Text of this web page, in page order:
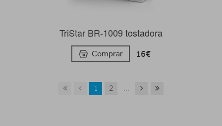
TriStar BR-1009 tostadora
Comprar 16€
1 2